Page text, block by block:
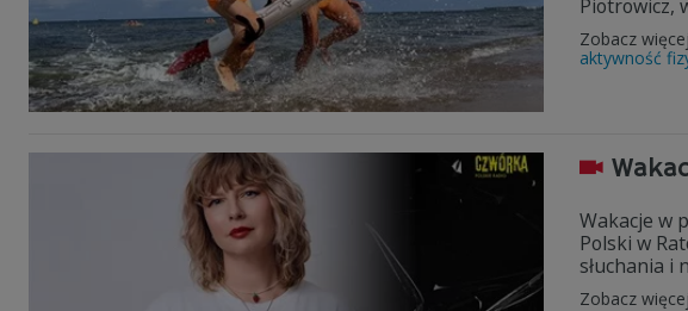
Piotrowicz,
Zobacz
aktywność
Wakacje w
Polski w
słuchania i
Zobacz